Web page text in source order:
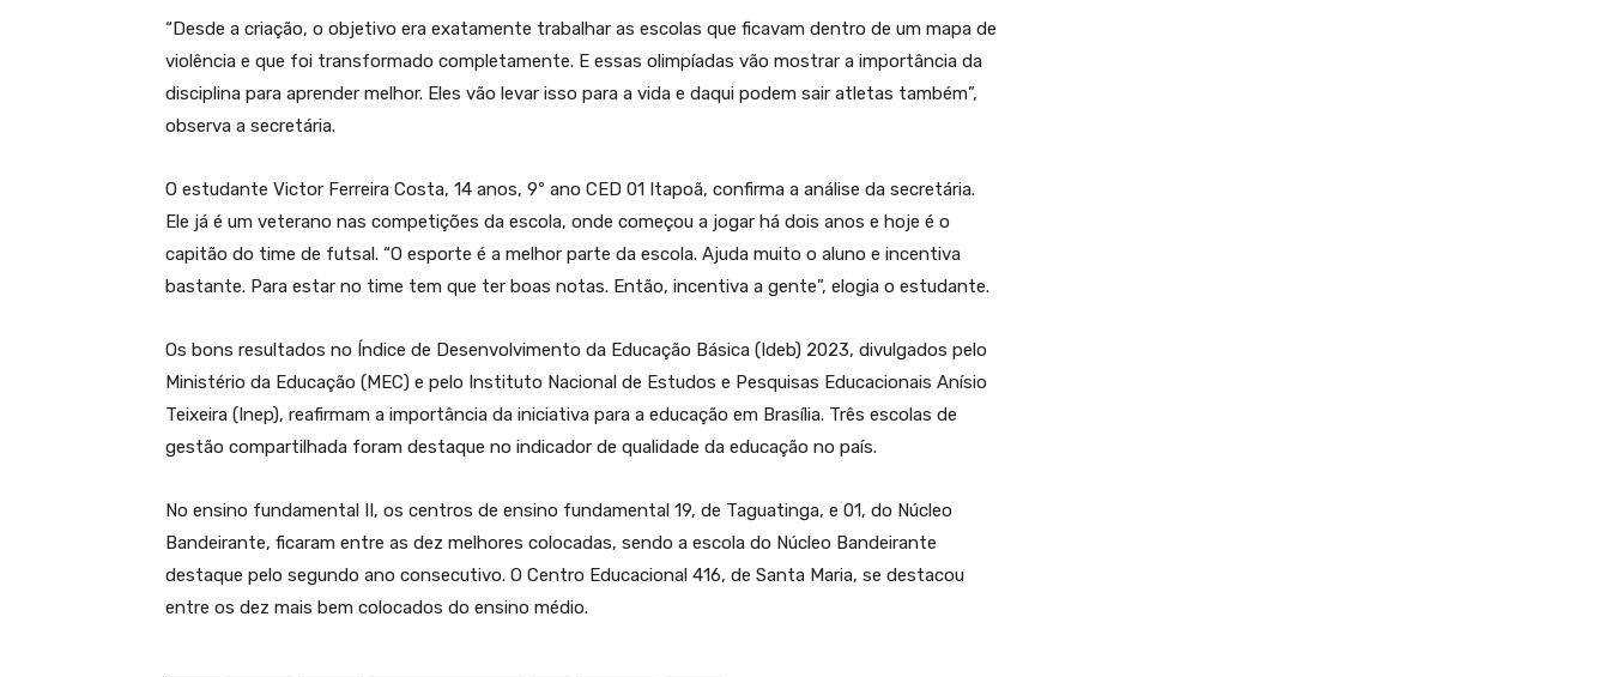
“Desde a criação, o objetivo era exatamente trabalhar as escolas que ficavam dentro de um mapa de
violência e que foi transformado completamente. E essas olimpíadas vão mostrar a importância da
disciplina para aprender melhor. Eles vão levar isso para a vida e daqui podem sair atletas também”,
observa a secretária.
O estudante Victor Ferreira Costa, 14 anos, 9º ano CED 01 Itapoã, confirma a análise da secretária.
Ele já é um veterano nas competições da escola, onde começou a jogar há dois anos e hoje é o
capitão do time de futsal. “O esporte é a melhor parte da escola. Ajuda muito o aluno e incentiva
bastante. Para estar no time tem que ter boas notas. Então, incentiva a gente”, elogia o estudante.
Os bons resultados no Índice de Desenvolvimento da Educação Básica (Ideb) 2023, divulgados pelo
Ministério da Educação (MEC) e pelo Instituto Nacional de Estudos e Pesquisas Educacionais Anísio
Teixeira (Inep), reafirmam a importância da iniciativa para a educação em Brasília. Três escolas de
gestão compartilhada foram destaque no indicador de qualidade da educação no país.
No ensino fundamental II, os centros de ensino fundamental 19, de Taguatinga, e 01, do Núcleo
Bandeirante, ficaram entre as dez melhores colocadas, sendo a escola do Núcleo Bandeirante
destaque pelo segundo ano consecutivo. O Centro Educacional 416, de Santa Maria, se destacou
entre os dez mais bem colocados do ensino médio.